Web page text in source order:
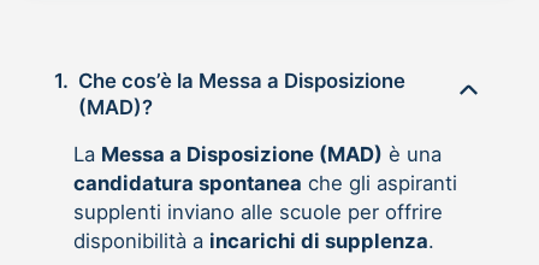
1. Che cos’è la Messa a Disposizione
(MAD)?
La Messa a Disposizione (MAD) è una
candidatura spontanea che gli aspiranti
supplenti inviano alle scuole per offrire
disponibilità a incarichi di supplenza.